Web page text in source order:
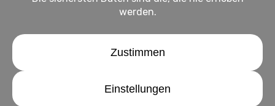
Impressum